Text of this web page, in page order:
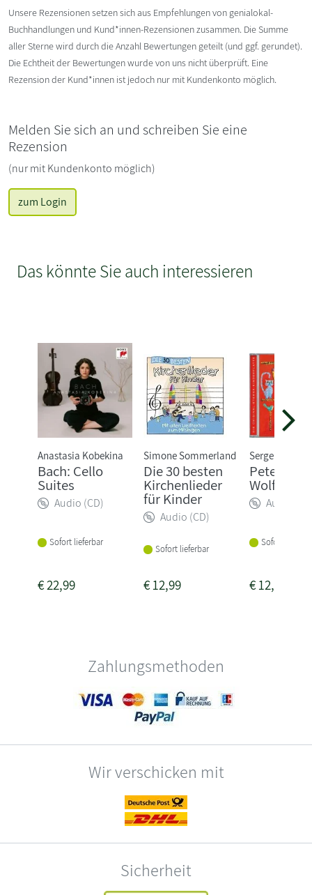
Unsere Rezensionen setzen sich aus Empfehlungen von genialokal-
Buchhandlungen und Kund*innen-Rezensionen zusammen. Die Summe
aller Sterne wird durch die Anzahl Bewertungen geteilt (und ggf. gerundet).
Die Echtheit der Bewertungen wurde von uns nicht überprüft. Eine
Rezension der Kund*innen ist jedoch nur mit Kundenkonto möglich.
Melden Sie sich an und schreiben Sie eine
Rezension
(nur mit Kundenkonto möglich)
zum Login
Das könnte Sie auch interessieren
Anastasia Kobekina
Bach: Cello
Suites
Audio (CD)
Sofort lieferbar
€22,99
Simone Sommerland
Die 30 besten
Kirchenlieder
für Kinder
Audio (CD)
Sofort lieferbar
€12,99
Sergei
Peter und
Wolf
Audio
Sofort
€12,95
Zahlungsmethoden
Wir verschicken mit
Sicherheit